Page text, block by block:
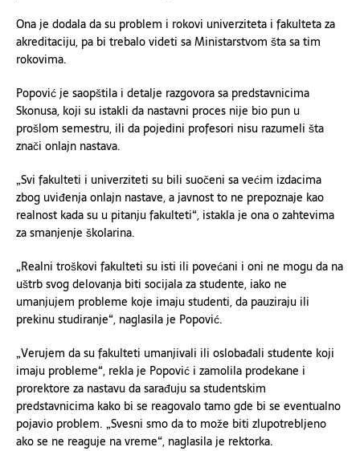
Ona je dodala da su problem i rokovi univerziteta i fakulteta za
akreditaciju, pa bi trebalo videti sa Ministarstvom šta sa tim
rokovima.
Popović je saopštila i detalje razgovora sa predstavnicima
Skonusa, koji su istakli da nastavni proces nije bio pun u
prošlom semestru, ili da pojedini profesori nisu razumeli šta
znači onlajn nastava.
„Svi fakulteti i univerziteti su bili suočeni sa većim izdacima
zbog uviđenja onlajn nastave, a javnost to ne prepoznaje kao
realnost kada su u pitanju fakulteti“, istakla je ona o zahtevima
za smanjenje školarina.
„Realni troškovi fakulteti su isti ili povećani i oni ne mogu da na
uštrb svog delovanja biti socijala za studente, iako ne
umanjujem probleme koje imaju studenti, da pauziraju ili
prekinu studiranje“, naglasila je Popović.
„Verujem da su fakulteti umanjivali ili oslobađali studente koji
imaju probleme“, rekla je Popović i zamolila prodekane i
prorektore za nastavu da sarađuju sa studentskim
predstavnicima kako bi se reagovalo tamo gde bi se eventualno
pojavio problem. „Svesni smo da to može biti zlupotrebljeno
ako se ne reaguje na vreme“, naglasila je rektorka.